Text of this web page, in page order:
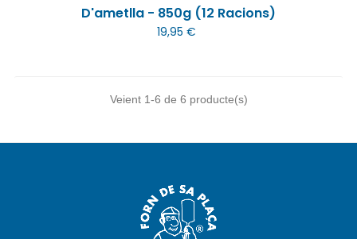
D'ametlla - 850g (12 Racions)
19,95 €
Veient 1-6 de 6 producte(s)